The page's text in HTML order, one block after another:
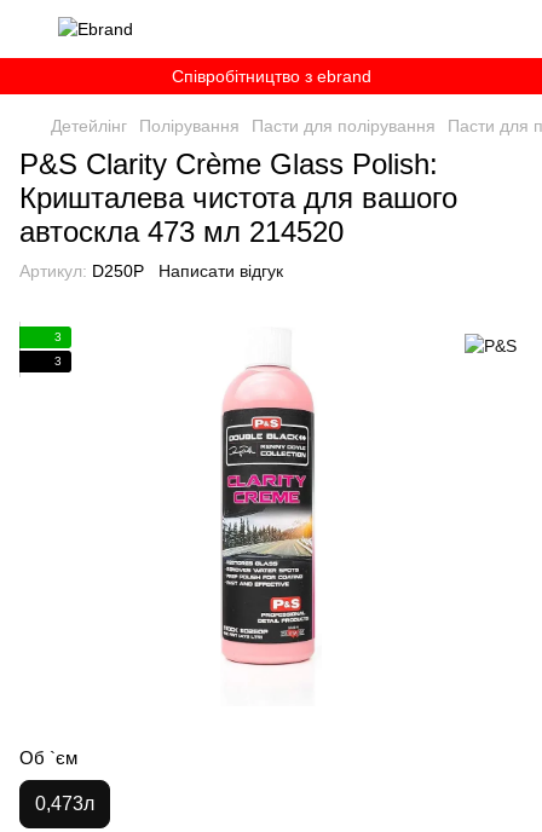
Співробітництво з ebrand
Детейлінг Полірування Пасти для полірування Пасти для
P&S Clarity Crème Glass Polish:
Кришталева чистота для вашого
автоскла 473 мл 214520
Артикул: D250P Написати відгук
3
3
Об `єм
0,473л